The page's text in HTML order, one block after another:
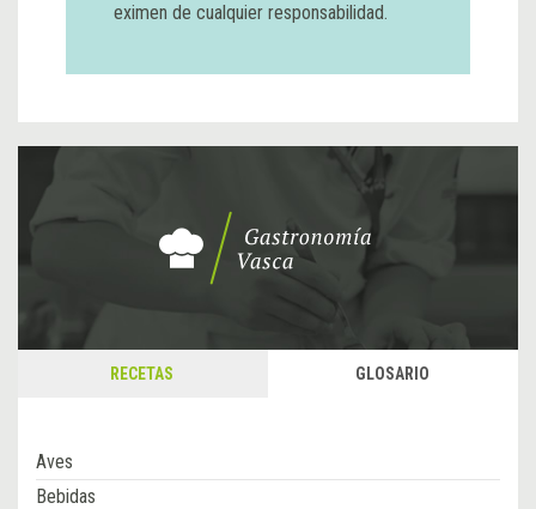
eximen de cualquier responsabilidad.
RECETAS GLOSARIO
Aves
Bebidas